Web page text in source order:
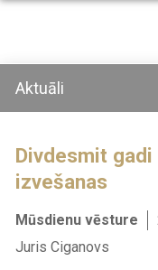
Pārlekt
saturu
Aktuāli
Divdesmit
izvešanas
Mūsdienu vēsture
Juris Ciganovs